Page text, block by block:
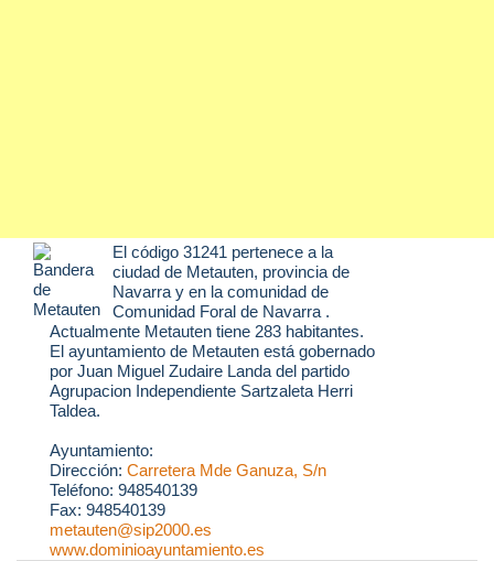
El código 31241 pertenece a la
ciudad de Metauten, provincia de
Navarra y en la comunidad de
Comunidad Foral de Navarra .
Actualmente Metauten tiene 283 habitantes.
El ayuntamiento de Metauten está gobernado
por Juan Miguel Zudaire Landa del partido
Agrupacion Independiente Sartzaleta Herri
Taldea.
Ayuntamiento:
Dirección: Carretera Mde Ganuza, S/n
Teléfono: 948540139
Fax: 948540139
metauten@sip2000.es
www.dominioayuntamiento.es